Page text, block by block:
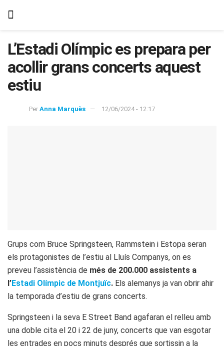
L’Estadi Olímpic es prepara per
acollir grans concerts aquest
estiu
Per Anna Marquès 12/06/2024 - 12:17
Grups com Bruce Springsteen, Rammstein i Estopa seran
els protagonistes de l’estiu al Lluís Companys, on es
preveu l’assistència de més de 200.000 assistents a
l’Estadi Olímpic de Montjuïc. Els alemanys ja van obrir ahir
la temporada d’estiu de grans concerts.
Springsteen i la seva E Street Band agafaran el relleu amb
una doble cita el 20 i 22 de juny, concerts que van esgotar
les entrades en pocs minuts després que sortissin a la